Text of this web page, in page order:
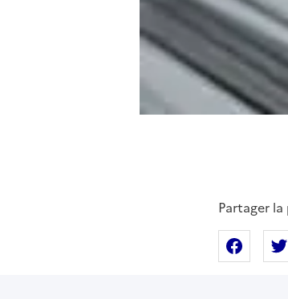
Partager la